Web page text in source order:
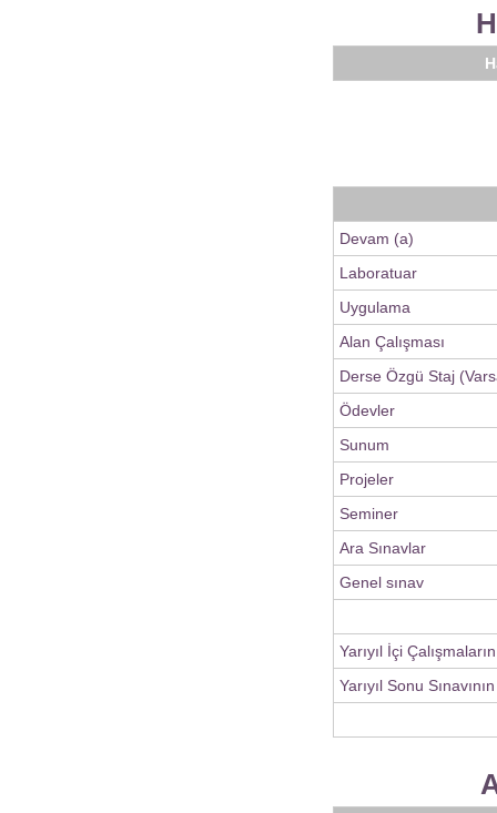
Devam (a)
Laboratuar
Uygulama
Alan Çalışması
Derse Özgü Staj
Ödevler
Sunum
Projeler
Seminer
Ara Sınavlar
Genel sınav
Yarıyıl İçi
Yarıyıl Sonu